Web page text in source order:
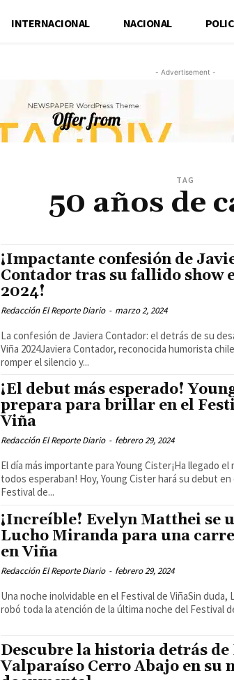
INTERNACIONAL NACIONAL
- Advertisement -
TAG
50 años de
¡Impactante confesión de
Contador tras su fallido show
2024!
Redacción El Reporte Diario - marzo 2, 2024
La confesión de Javiera Contador: el detrás de su
Viña 2024Javiera Contador, reconocida humorista
romper el silencio y...
¡El debut más esperado!
prepara para brillar en el
Viña
Redacción El Reporte Diario - febrero 29, 2024
El día más importante para Young Cister¡Ha llegado
todos esperaban! Hoy, Young Cister hará su debut
Festival de...
¡Increíble! Evelyn Matthei se
Lucho Miranda para una
en Viña
Redacción El Reporte Diario - febrero 29, 2024
Una noche inolvidable en el Festival de ViñaSin duda,
robó toda la atención de la última noche del Festival
Descubre la historia detrás de
Valparaíso Cerro Abajo en su